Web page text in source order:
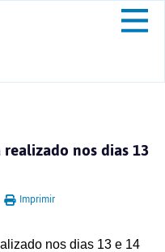
nos dias 13
Imprimir